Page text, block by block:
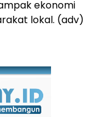
ekonomi
lokal. (adv)